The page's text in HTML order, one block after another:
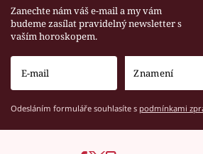
Zanechte nám váš e-mail a my vám
budeme zasílat pravidelný newsletter s
vaším horoskopem.
Odesláním formuláře souhlasíte s podmínkami